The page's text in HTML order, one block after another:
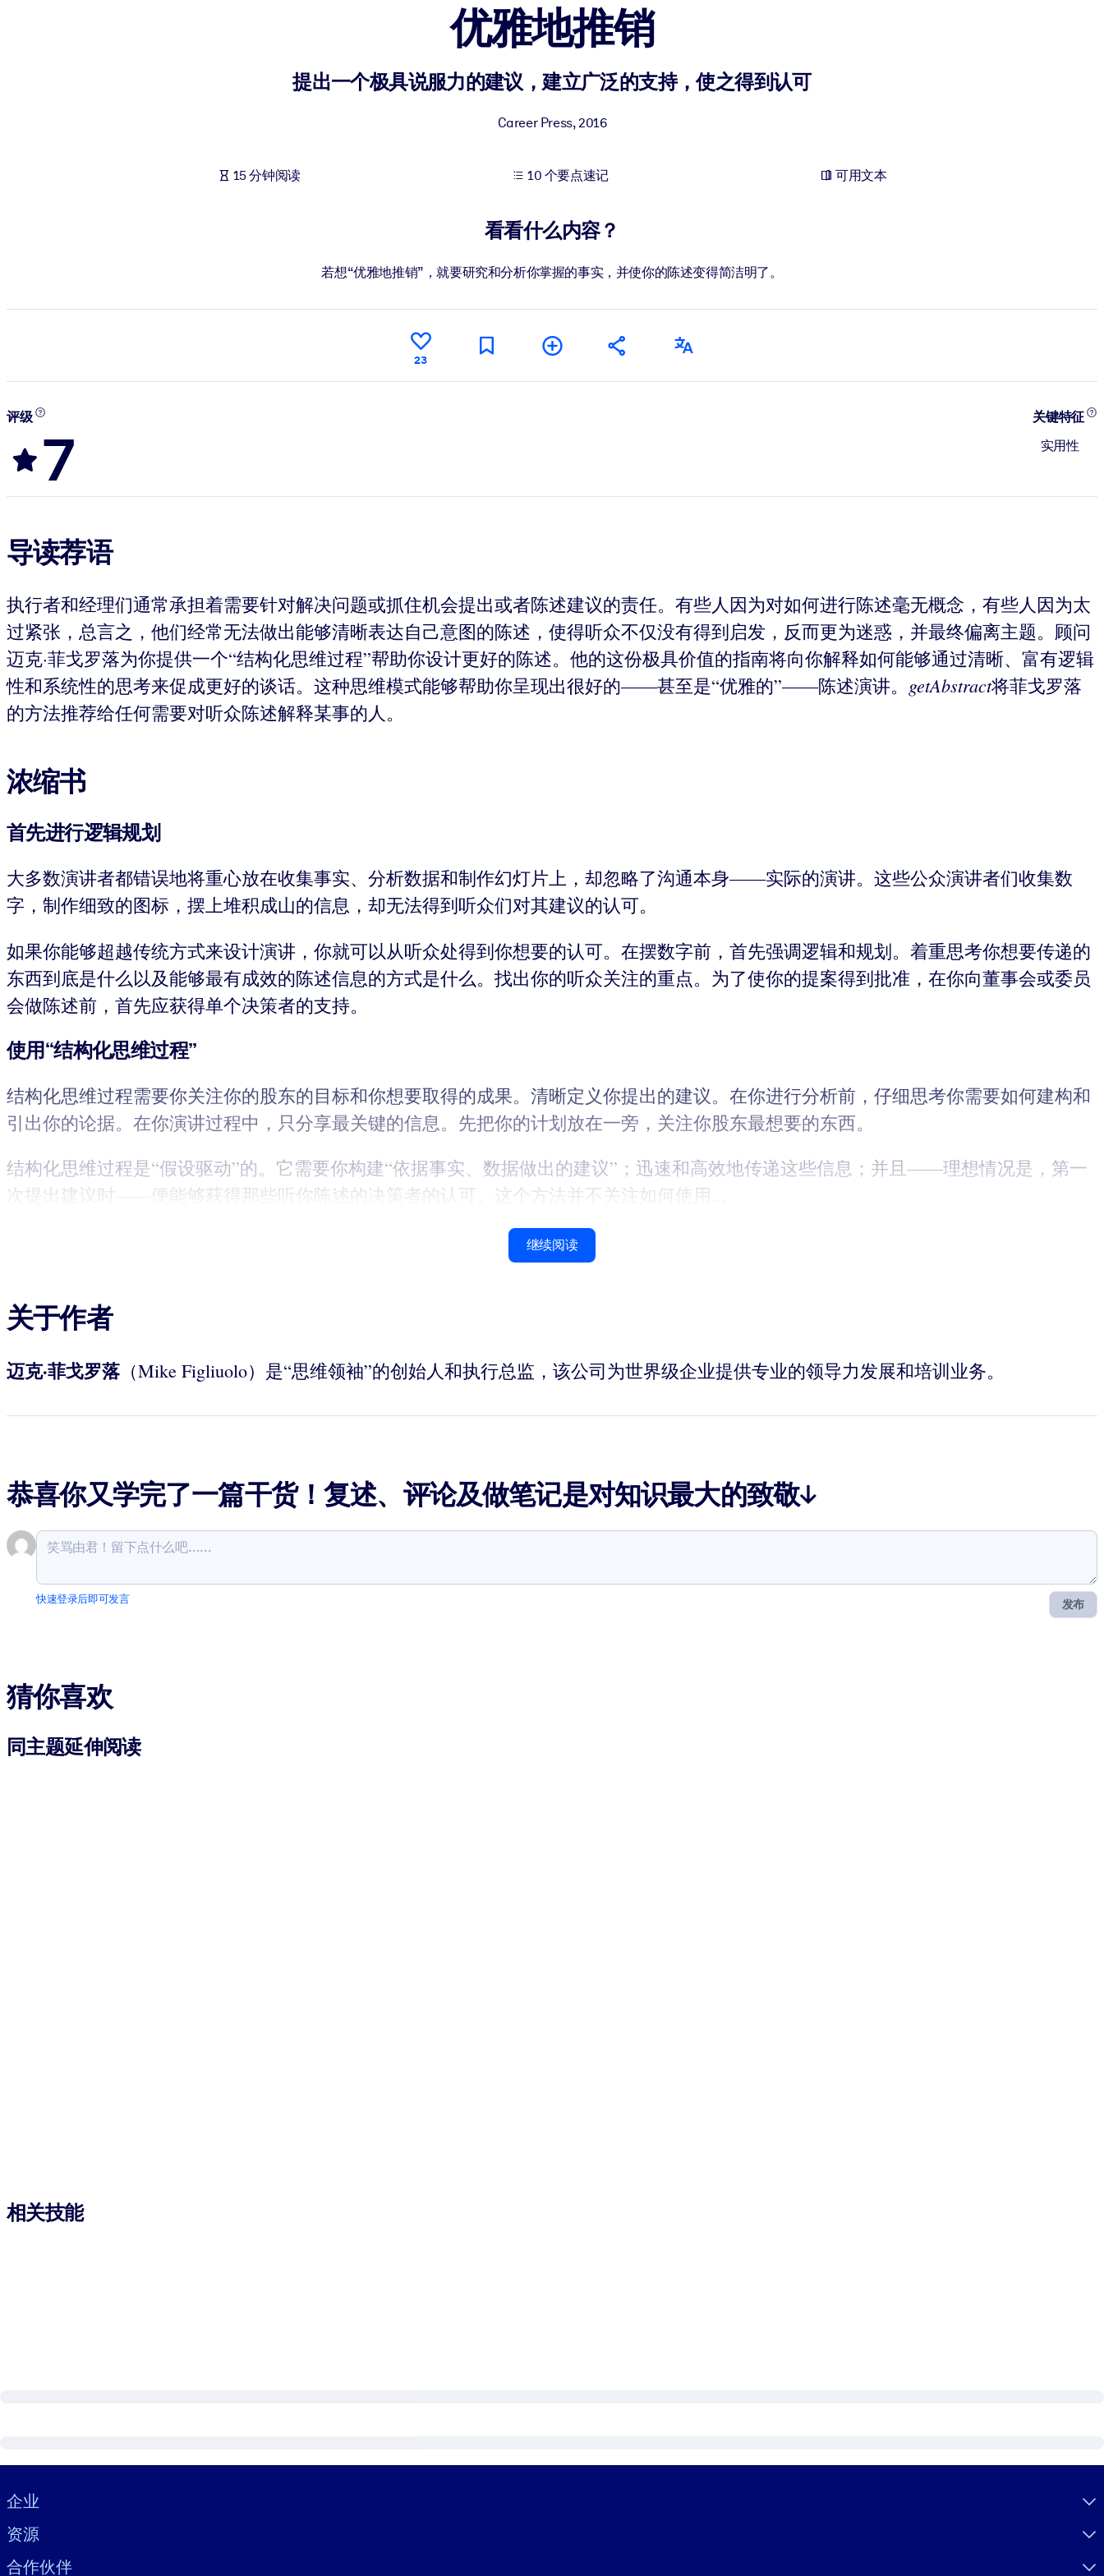
利用可靠、结构化的知识为您的人工智能系统提供动力，以改善输出结果。
优雅地推销
提出一个极具说服力的建议，建立广泛的支持，使之得到认可
Career Press,2016
15 分钟阅读 10 个要点速记 可用文本
看看什么内容？
若想“优雅地推销”，就要研究和分析你掌握的事实，并使你的陈述变得简洁明了。
23
评级
7
关键特征
实用性
导读荐语
执行者和经理们通常承担着需要针对解决问题或抓住机会提出或者陈述建议的责任。有些人因为对如何进行陈述毫无概念，有些人因为太
过紧张，总言之，他们经常无法做出能够清晰表达自己意图的陈述，使得听众不仅没有得到启发，反而更为迷惑，并最终偏离主题。顾问
迈克·菲戈罗落为你提供一个“结构化思维过程”帮助你设计更好的陈述。他的这份极具价值的指南将向你解释如何能够通过清晰、富有逻辑
性和系统性的思考来促成更好的谈话。这种思维模式能够帮助你呈现出很好的——甚至是“优雅的”——陈述演讲。 getAbstract将菲戈罗落
的方法推荐给任何需要对听众陈述解释某事的人。
浓缩书
首先进行逻辑规划
大多数演讲者都错误地将重心放在收集事实、分析数据和制作幻灯片上，却忽略了沟通本身——实际的演讲。这些公众演讲者们收集数
字，制作细致的图标，摆上堆积成山的信息，却无法得到听众们对其建议的认可。
如果你能够超越传统方式来设计演讲，你就可以从听众处得到你想要的认可。在摆数字前，首先强调逻辑和规划。着重思考你想要传递的
东西到底是什么以及能够最有成效的陈述信息的方式是什么。找出你的听众关注的重点。为了使你的提案得到批准，在你向董事会或委员
会做陈述前，首先应获得单个决策者的支持。
使用“结构化思维过程”
结构化思维过程需要你关注你的股东的目标和你想要取得的成果。清晰定义你提出的建议。在你进行分析前，仔细思考你需要如何建构和
引出你的论据。在你演讲过程中，只分享最关键的信息。先把你的计划放在一旁，关注你股东最想要的东西。
结构化思维过程是“假设驱动”的。它需要你构建“依据事实、数据做出的建议”；迅速和高效地传递这些信息；并且——理想情况是，第一
次提出建议时——便能够获得那些听你陈述的决策者的认可。这个方法并不关注如何使用...
继续阅读
关于作者
迈克·菲戈罗落（Mike Figliuolo）是“思维领袖”的创始人和执行总监，该公司为世界级企业提供专业的领导力发展和培训业务。
恭喜你又学完了一篇干货！复述、评论及做笔记是对知识最大的致敬↓
发布
快速登录后即可发言
猜你喜欢
同主题延伸阅读
相关技能
Visually hidden Text
企业
资源
合作伙伴